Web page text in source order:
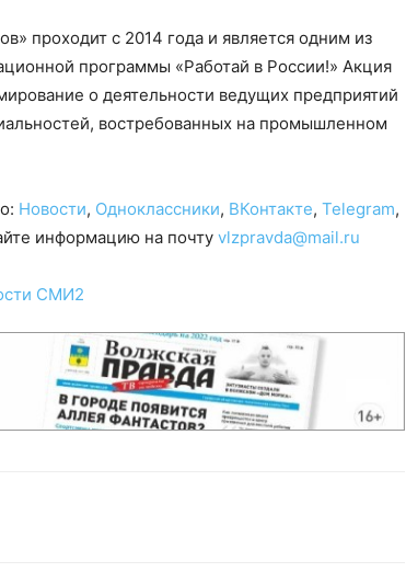
проходит с 2014 года и является одним из
программы «Работай в России!» Акция
о деятельности ведущих предприятий
востребованных на промышленном
Новости, Одноклассники, ВКонтакте, Telegram,
информацию на почту vlzpravda@mail.ru
СМИ2